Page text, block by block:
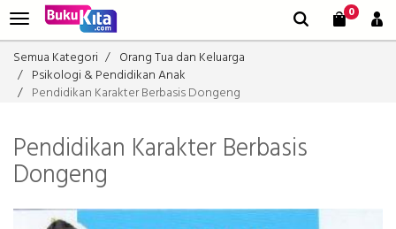
0
Semua Kategori
Orang Tua dan Keluarga
Psikologi & Pendidikan Anak
Pendidikan Karakter Berbasis Dongeng
Pendidikan Karakter Berbasis
Dongeng